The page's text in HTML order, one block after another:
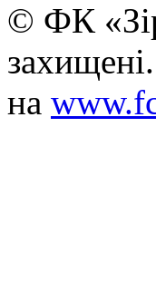
© ФК
на